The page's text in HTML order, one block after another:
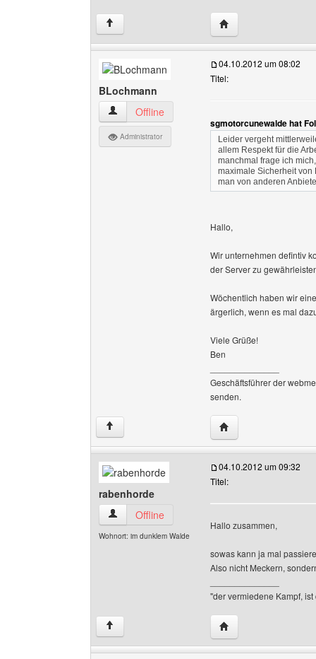
↑ Website dieses
BLochmann
BLochmann Benutzer-Profile anzeigen
Offline
Administrator
04.10.2012 um 08:02
Titel:
sgmotorcunewalde hat
Leider vergeht
allem Respekt für die
manchmal frage ich
maximale Sicherheit von
man von anderen
Hallo,
Wir unternehmen defintiv
der Server zu
Wöchentlich haben wir
ärgerlich, wenn es mal
Viele Grüße!
Ben
Geschäftsführer der
senden.
↑ Website dieses
rabenhorde
rabenhorde Benutzer-Profile anzeigen
Offline
Wohnort: im dunklem Walde
04.10.2012 um 09:32
Titel:
Hallo zusammen,
sowas kann ja mal
Also nicht Meckern,
"der vermiedene Kampf,
↑ Website dieses